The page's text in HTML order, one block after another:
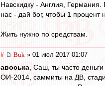
Навскидку - Англия, Германия.
нас - дай бог, чтобы 1
Жить нужно по средствам.
# Buk » 01 июл 2017 01:07
авоська, Саш, ты часто
ОИ-2014, саммиты на ДВ,